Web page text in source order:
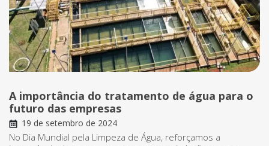
A importância do tratamento de água para o
futuro das empresas
19 de setembro de 2024
No Dia Mundial pela Limpeza de Água, reforçamos a